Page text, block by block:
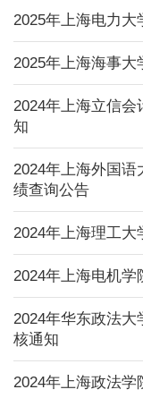
2025年上海电力
2025年上海海事大
2024年上海立信会
知
2024年上海外国
绩查询公告
2024年上海理工
2024年上海电机学
2024年华东政法大
核通知
2024年上海政法学